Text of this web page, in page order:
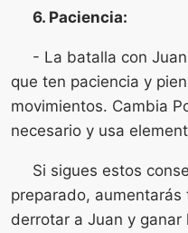
6. Paciencia:
- La batalla con
que ten paciencia y
movimientos. Cambia
necesario y usa
Si sigues estos
preparado,
derrotar a Juan y ganar